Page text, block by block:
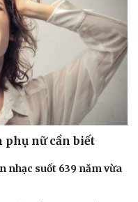
nữ cần biết
nhạc suốt 639 năm vừa